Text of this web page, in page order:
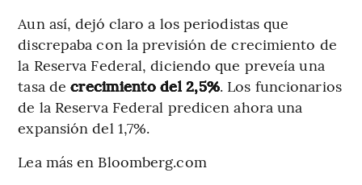
Aun así, dejó claro a los periodistas que
discrepaba con la previsión de crecimiento de
la Reserva Federal, diciendo que preveía una
tasa decrecimiento del 2,5%. Los funcionarios
de la Reserva Federal predicen ahora una
expansión del 1,7%.
Lea más en Bloomberg.com